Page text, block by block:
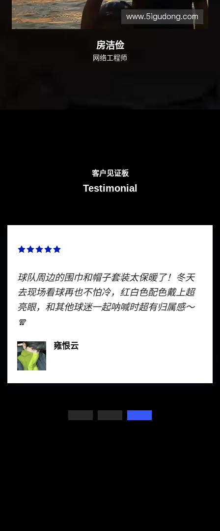
房洁俭
网络工程师
客户见证板
Testimonial
球队周边的围巾和帽子套装太保暖了！冬天
去现场看球再也不怕冷，红白色配色戴上超
亮眼，和其他球迷一起呐喊时超有归属感～
🧣
雍恨云